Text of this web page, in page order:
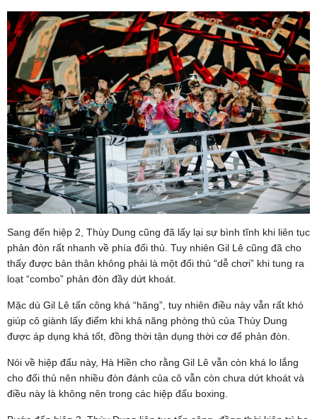
Sang đến hiệp 2, Thùy Dung cũng đã lấy lại sự bình tĩnh khi liên tục
phản đòn rất nhanh về phía đối thủ. Tuy nhiên Gil Lê cũng đã cho
thấy được bản thân không phải là một đối thủ “dễ chơi” khi tung ra
loạt “combo” phản đòn đầy dứt khoát.
Mặc dù Gil Lê tấn công khá “hăng”, tuy nhiên điều này vẫn rất khó
giúp cô giành lấy điểm khi khả năng phòng thủ của Thùy Dung
được áp dụng khá tốt, đồng thời tận dụng thời cơ để phản đòn.
Nói về hiệp đấu này, Hà Hiền cho rằng Gil Lê vẫn còn khá lo lắng
cho đối thủ nên nhiều đòn đánh của cô vẫn còn chưa dứt khoát và
điều này là không nên trong các hiệp đấu boxing.